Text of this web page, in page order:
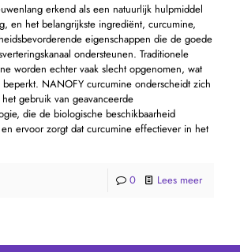
erkend als een natuurlijk hulpmiddel
en het belangrijkste ingrediënt, curcumine,
eigenschappen die de goede
ondersteunen. Traditionele
worden echter vaak slecht opgenomen, wat
NANOFY curcumine onderscheidt zich
gebruik van geavanceerde
die de biologische beschikbaarheid
ervoor zorgt dat curcumine effectiever in het
0 Lees meer